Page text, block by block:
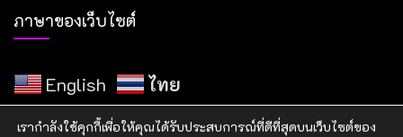
ภาษาของเว็บไซต์
English ไทย
เรากำลังใช้คุกกี้เพื่อให้คุณได้รับประสบการณ์ที่ดีที่สุดบนเว็บไซต์ของ